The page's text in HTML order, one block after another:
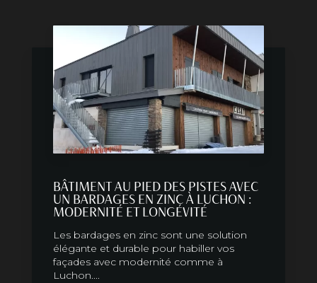
BÂTIMENT AU PIED DES PISTES AVEC
UN BARDAGES EN ZINC À LUCHON :
MODERNITÉ ET LONGÉVITÉ
Les bardages en zinc sont une solution
élégante et durable pour habiller vos
façades avec modernité comme à
Luchon....